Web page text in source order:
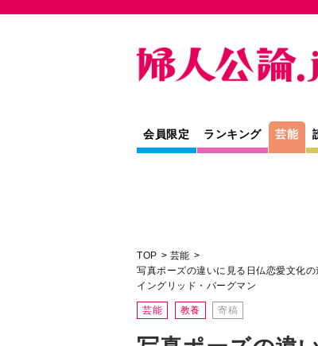
会員限定 ランキング 芸能
写真ポーズの違
違いとは？ジャ
かと思わせる、